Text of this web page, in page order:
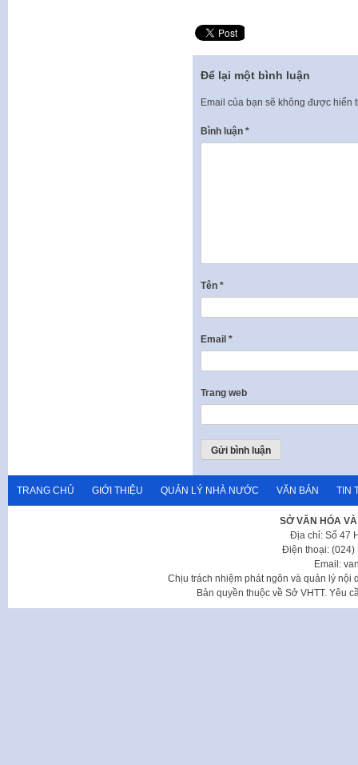
Để lại một bình luận
Email của bạn sẽ không được hiển
Bình luận *
Tên *
Email *
Trang web
TRANG CHỦ GIỚI THIỆU QUẢN LÝ NHÀ NƯỚC VĂN BẢN TIN
SỞ VĂN HÓA
Địa chỉ: Số 47
Điện thoại: (024)
Email:
Chịu trách nhiệm phát ngôn và quản lý nội
Bản quyền thuộc về Sở VHTT. Yêu